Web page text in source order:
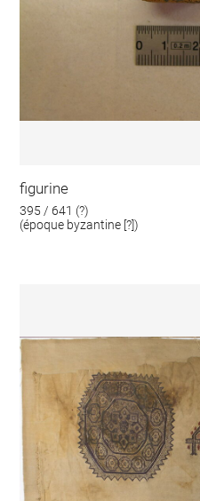
figurine
395 / 641 (?)
(époque byzantine [?])